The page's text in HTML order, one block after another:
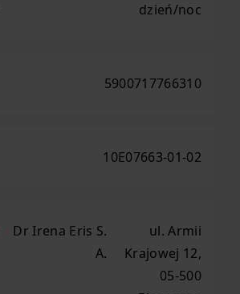
dzień/noc
5900717766310
10E07663-01-02
Dr Irena Eris S.
A.
ul. Armii
Krajowej 12,
05-500